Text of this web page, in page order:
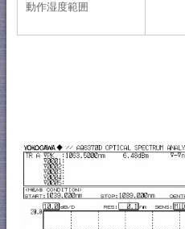
動作湿度範囲